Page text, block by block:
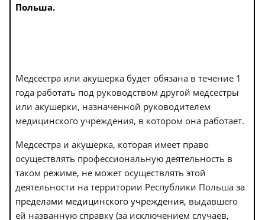
Польша.
Медсестра или акушерка будет обязана в течение 1
года работать под руководством другой медсестры
или акушерки, назначенной руководителем
медицинского учреждения, в котором она работает.
Медсестра и акушерка, которая имеет право
осуществлять профессиональную деятельность в
таком режиме, не может осуществлять этой
деятельности на территории Республики Польшаза
пределами медицинского учреждения, выдавшего
ей названную справку (за исключением случаев,